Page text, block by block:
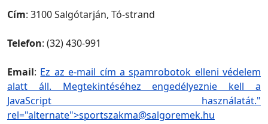
Cím: 3100 Salgótarján, Tó-strand
Telefon: (32) 430-991
Email: Ez az e-mail cím a spamrobotok elleni védelem
alatt áll. Megtekintéséhez engedélyeznie kell a
JavaScript használatát."
rel="alternate">sportszakma@salgoremek.hu